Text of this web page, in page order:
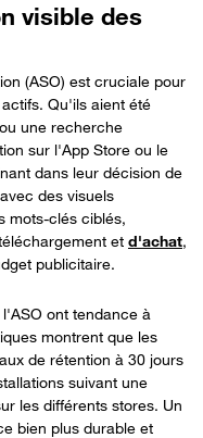
visible des
(ASO) est cruciale pour
Qu'ils aient été
une recherche
sur l'App Store ou le
dans leur décision de
des visuels
mots-clés ciblés,
et d'achat,
publicitaire.
ont tendance à
montrent que les
de rétention à 30 jours
suivant une
les différents stores. Un
bien plus durable et